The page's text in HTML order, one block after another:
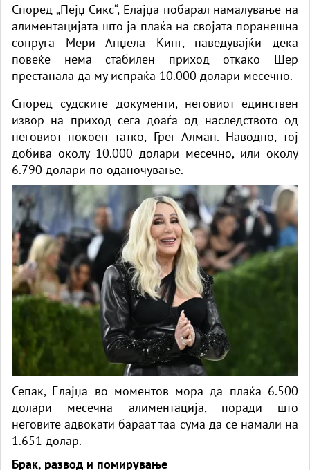
Според „Пејџ Сикс“, Елајџа побарал намалување на
алиментацијата што ја плаќа на својата поранешна
сопруга Мери Анџела Кинг, наведувајќи дека
повеќе нема стабилен приход откако Шер
престанала да му испраќа 10.000 долари месечно.
Според судските документи, неговиот единствен
извор на приход сега доаѓа од наследството од
неговиот покоен татко, Грег Алман. Наводно, тој
добива околу 10.000 долари месечно, или околу
6.790 долари по оданочување.
Сепак, Елајџа во моментов мора да плаќа 6.500
долари месечна алиментација, поради што
неговите адвокати бараат таа сума да се намали на
1.651 долар.
Брак, развод и помирување